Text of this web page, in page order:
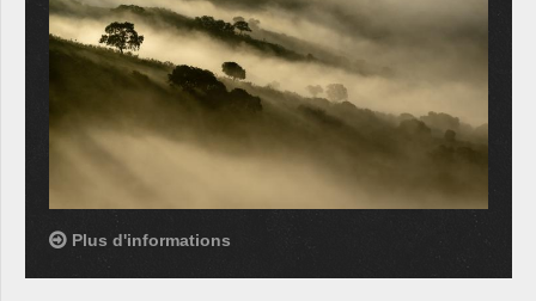
Plus d'informations